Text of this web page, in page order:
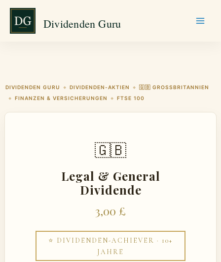
Zum
springen
Dividenden Guru
DIVIDENDEN GURU ◆ DIVIDENDEN-AKTIEN ◆ 🇬🇧 GROSSBRITANNIEN
◆ FINANZEN & VERSICHERUNGEN ◆ FTSE 100
🇬🇧
Legal & General
Dividende
3,00 £
⭐ DIVIDENDEN-ACHIEVER · 10+
JAHRE